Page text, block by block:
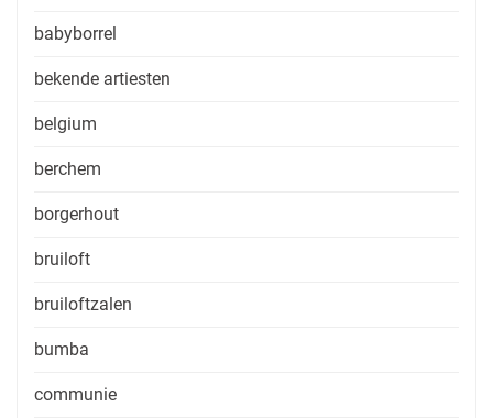
babyborrel
bekende artiesten
belgium
berchem
borgerhout
bruiloft
bruiloftzalen
bumba
communie